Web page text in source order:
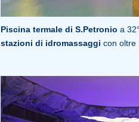
Piscina termale di S.Petronio a
stazioni di idromassaggi con oltre